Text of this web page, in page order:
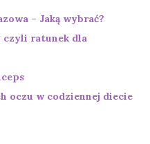
– Jaką wybrać?
czyli ratunek dla
oczu w codziennej diecie